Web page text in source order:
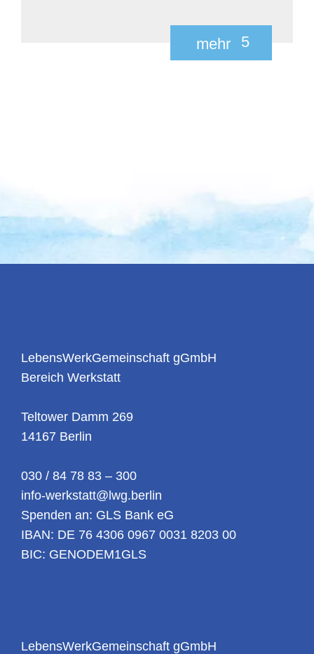
mehr 5
LebensWerkGemeinschaft gGmbH
Bereich Werkstatt
Teltower Damm 269
14167 Berlin
030 / 84 78 83 – 300
info-werkstatt@lwg.berlin
Spenden an: GLS Bank eG
IBAN: DE 76 4306 0967 0031 8203 00
BIC: GENODEM1GLS
LebensWerkGemeinschaft gGmbH